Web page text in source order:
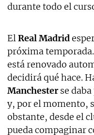
durante todo el
ElReal Madrid
próxima
está renovado
decidirá qué hace.
Manchesterse
y, por el momento,
obstante, desde el
pueda compaginar